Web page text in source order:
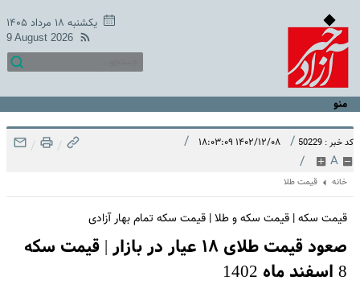
یکشنبه ۱۸ مرداد ۱۴۰۵
9 August 2026
منو
کد خبر : 50229 / ۱۴۰۲/۱۲/۰۸ ۱۸:۰۳:۰۹ /
A
/
/
/
خانه قیمت طلا
قیمت سکه | قیمت سکه و طلا | قیمت سکه تمام بهار آزادی
صعود قیمت طلای ۱۸ عیار در بازار | قیمت سکه
8 اسفند ماه 1402